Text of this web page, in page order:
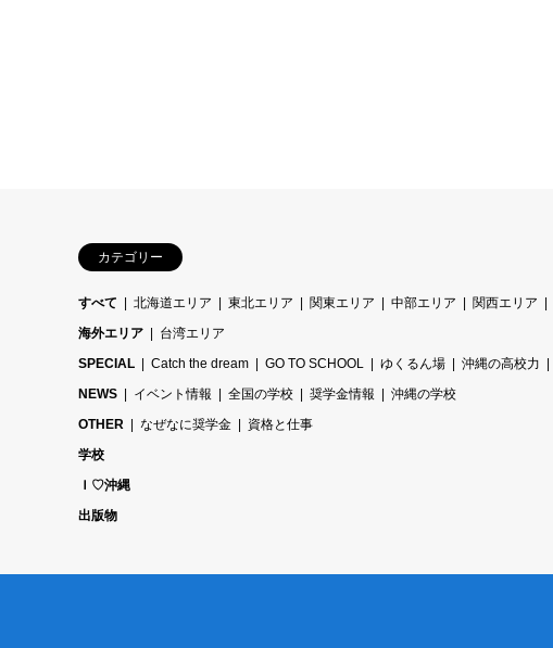
カテゴリー
すべて 北海道エリア 東北エリア 関東エリア 中部エリア 関西エリア
海外エリア
台湾エリア
SPECIAL
Catch the dream GO TO SCHOOL ゆくるん場 沖縄の高校力
NEWS
イベント情報 全国の学校 奨学金情報
沖縄の学校
OTHER
なぜなに奨学金
資格と仕事
学校
Ｉ♡沖縄
出版物